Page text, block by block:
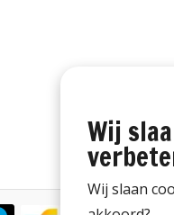
Wij
Wij slaan